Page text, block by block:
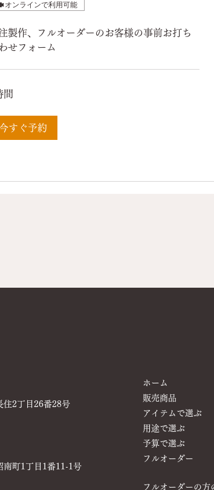
オンラインで利用可能
製作、フルオーダーのお客様の事前お打ち
せフォーム
間
すぐ予約
住2丁目26番28号
南町1丁目1番11-1号
ホーム
販売商品
アイテムで選ぶ
用途で選ぶ
予算で選ぶ
​フルオーダー
フルオーダーの方